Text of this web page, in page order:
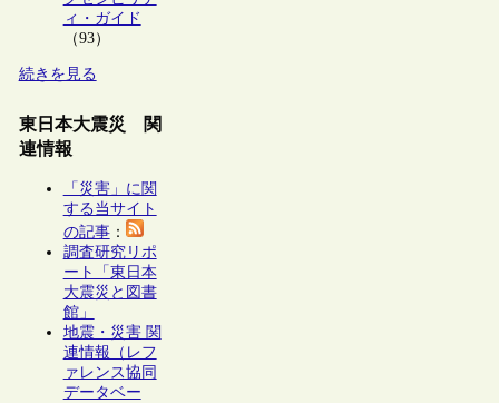
ィ・ガイド
（93）
続きを見る
東日本大震災 関
連情報
「災害」に関
する当サイト
の記事：
調査研究リポ
ート「東日本
大震災と図書
館」
地震・災害 関
連情報（レフ
ァレンス協同
データベー